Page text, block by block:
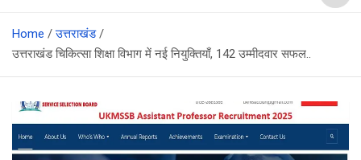
Home
उत्तराखंड
उत्तराखंड चिकित्सा शिक्षा विभाग में नई नियुक्तियाँ, 142 उम्मीदवार सफल..